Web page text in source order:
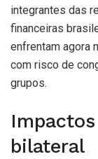
integrantes das
financeiras
enfrentam agora
com risco de
grupos.
bilateral